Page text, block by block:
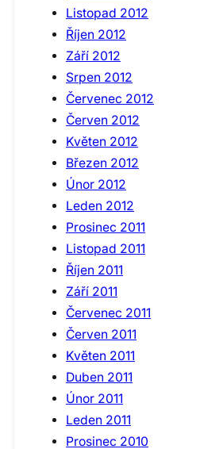
Listopad 2012
Říjen 2012
Září 2012
Srpen 2012
Červenec 2012
Červen 2012
Květen 2012
Březen 2012
Únor 2012
Leden 2012
Prosinec 2011
Listopad 2011
Říjen 2011
Září 2011
Červenec 2011
Červen 2011
Květen 2011
Duben 2011
Únor 2011
Leden 2011
Prosinec 2010